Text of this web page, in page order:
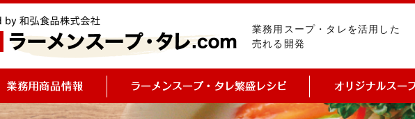
業務用スープ・タレを活用した
売れる開発